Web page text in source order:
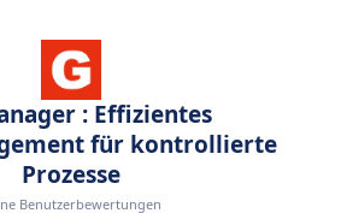
: Effizientes
für kontrollierte
Prozesse
Benutzerbewertungen